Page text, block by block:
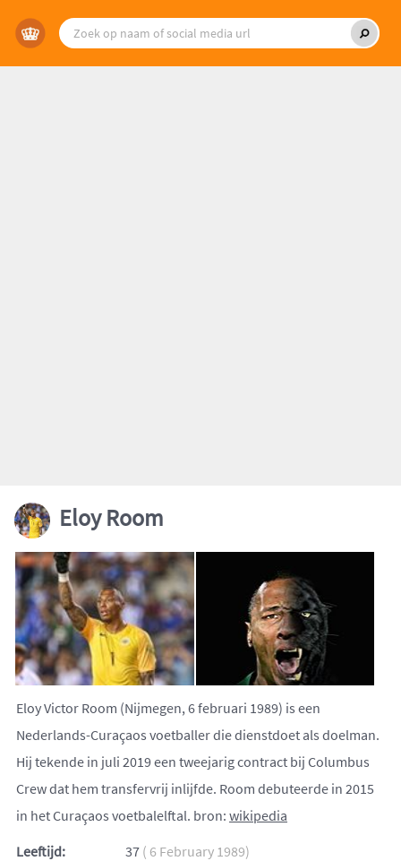
Eloy Room
Eloy Victor Room (Nijmegen, 6 februari 1989) is een
Nederlands-Curaçaos voetballer die dienstdoet als doelman.
Hij tekende in juli 2019 een tweejarig contract bij Columbus
Crew dat hem transfervrij inlijfde. Room debuteerde in 2015
in het Curaçaos voetbalelftal. bron: wikipedia
Leeftijd:
37 ( 6 February 1989)